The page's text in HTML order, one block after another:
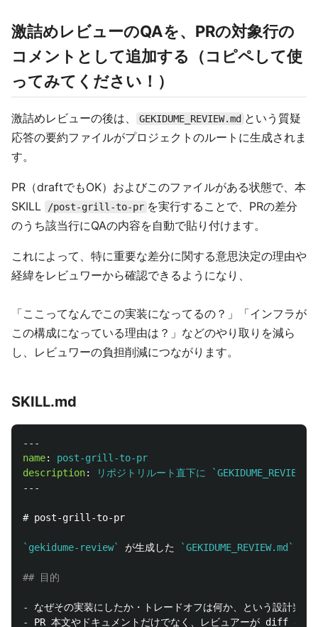
激詰めレビューのQAを、PRの対象行の
コメントとして追加する（コピペして使
ってみてください！）
激詰めレビューの後は、 GEKIDUME_REVIEW.md という質疑
応答の要約ファイルがプロジェクトのルートに生成されま
す。
PR（draftでもOK）およびこのファイルがある状態で、本
SKILL
/post-grill-to-pr を実行することで、PRの差分
のうち該当行にQAの内容を自動で貼り付けます。
これによって、特に重要な差分に関する意思決定の理由や
経緯をレビュワーから確認できるようになり、
「ここってなんでこの実装になってるの？」「インフラが
この構成になっている理由は？」などのやり取りを減ら
し、レビュワーの負担削減につながります。
SKILL.md
---
name:
post-grill-to-pr
description:
リポジトリルート直下に
---
# post-grill-to-pr
`gekidume-review` が生成した `GEKIDUME_REVIEW.md`
## 目的
-
なぜその実装にしたか・トレードオフは何か、という設計判
-